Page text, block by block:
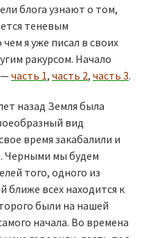
блога узнают о том,
теневым
я уже писал в своих
ракурсом. Начало
—часть 1, часть 2, часть 3.
назад Земля была
вид
время закабалили и
Черными мы будем
того, одного из
всех находится к
были на нашей
начала. Во времена